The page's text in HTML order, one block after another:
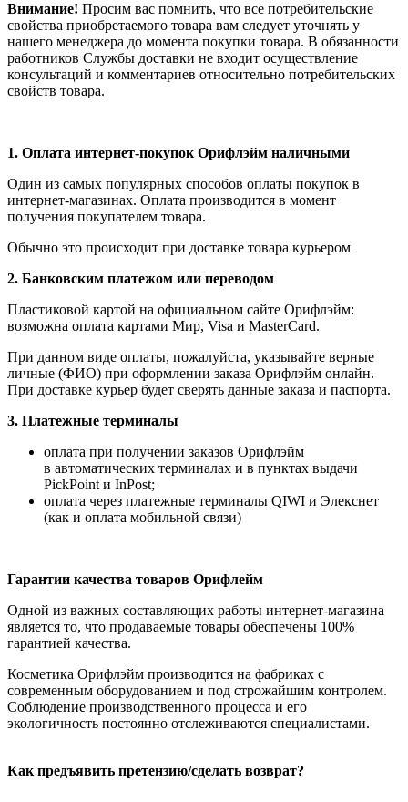
Внимание! Просим вас помнить, что все потребительские
свойства приобретаемого товара вам следует уточнять у
нашего менеджера до момента покупки товара. В обязанности
работников Службы доставки не входит осуществление
консультаций и комментариев относительно потребительских
свойств товара.
1. Оплата интернет-покупок Орифлэйм наличными
Один из самых популярных способов оплаты покупок в
интернет-магазинах. Оплата производится в момент
получения покупателем товара.
Обычно это происходит при доставке товара курьером
2. Банковским платежом или переводом
Пластиковой картой на официальном сайте Орифлэйм:
возможна оплата картами Мир, Visa и MasterCard.
При данном виде оплаты, пожалуйста, указывайте верные
личные (ФИО) при оформлении заказа Орифлэйм онлайн.
При доставке курьер будет сверять данные заказа и паспорта.
3. Платежные терминалы
оплата при получении заказов Орифлэйм
в автоматических терминалах и в пунктах выдачи
PickPoint и InPost;
оплата через платежные терминалы QIWI и Элекснет
(как и оплата мобильной связи)
Гарантии качества товаров Орифлейм
Одной из важных составляющих работы интернет-магазина
является то, что продаваемые товары обеспечены 100%
гарантией качества.
Косметика Орифлэйм производится на фабриках с
современным оборудованием и под строжайшим контролем.
Соблюдение производственного процесса и его
экологичность постоянно отслеживаются специалистами.
Как предъявить претензию/сделать возврат?